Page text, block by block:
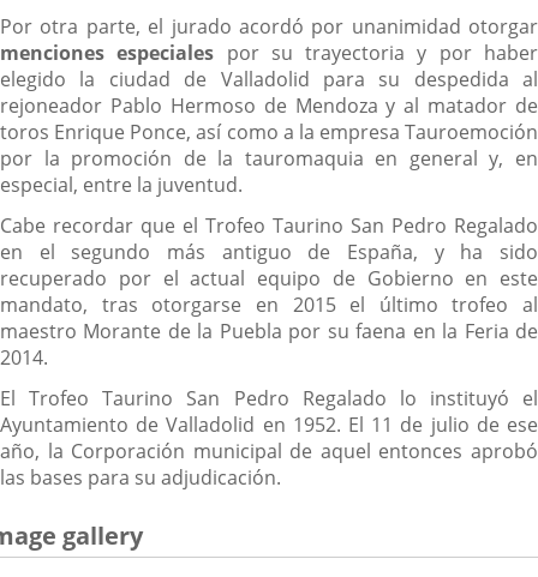
Por otra parte, el jurado acordó por unanimidad otorgar
menciones especiales por su trayectoria y por haber
elegido la ciudad de Valladolid para su despedida al
rejoneador Pablo Hermoso de Mendoza y al matador de
toros Enrique Ponce, así como a la empresa Tauroemoción
por la promoción de la tauromaquia en general y, en
especial, entre la juventud.
Cabe recordar que el Trofeo Taurino San Pedro Regalado
en el segundo más antiguo de España, y ha sido
recuperado por el actual equipo de Gobierno en este
mandato, tras otorgarse en 2015 el último trofeo al
maestro Morante de la Puebla por su faena en la Feria de
2014.
El Trofeo Taurino San Pedro Regalado lo instituyó el
Ayuntamiento de Valladolid en 1952. El 11 de julio de ese
año, la Corporación municipal de aquel entonces aprobó
las bases para su adjudicación.
gallery